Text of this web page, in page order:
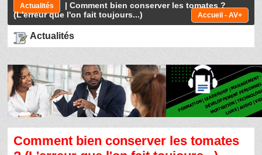
Actualités
| Comment bien conserver les tomates ?
(L'erreur que l'on fait toujours...)
Accueil - AV+
Actualités
Comment bien conserver les tomates